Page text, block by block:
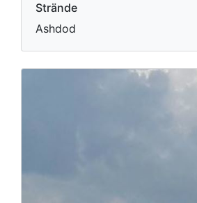
Strände
Ashdod